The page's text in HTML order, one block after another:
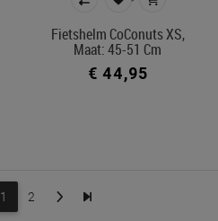
Fietshelm CoConuts XS,
Maat: 45-51 Cm
€ 44,95
1 2